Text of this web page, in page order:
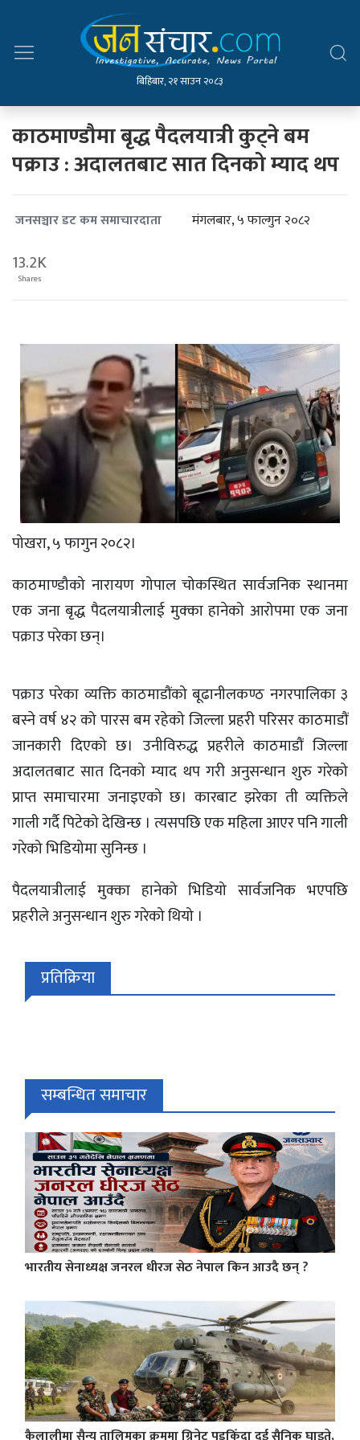
बिहिबार, २१ साउन २०८३
काठमाण्डौमा बृद्ध पैदलयात्री कुट्ने बम
पक्राउ : अदालतबाट सात दिनको म्याद थप
जनसञ्चार डट कम समाचारदाता मंगलबार, ५ फाल्गुन २०८२
13.2K
Shares
पोखरा, ५ फागुन २०८२।
काठमाण्डौको नारायण गोपाल चोकस्थित सार्वजनिक स्थानमा
एक जना बृद्ध पैदलयात्रीलाई मुक्का हानेको आरोपमा एक जना
पक्राउ परेका छन्।
पक्राउ परेका व्यक्ति काठमाडौंको बूढानीलकण्ठ नगरपालिका ३
बस्ने वर्ष ४२ को पारस बम रहेको जिल्ला प्रहरी परिसर काठमाडौं
जानकारी दिएको छ। उनीविरुद्ध प्रहरीले काठमाडौं जिल्ला
अदालतबाट सात दिनको म्याद थप गरी अनुसन्धान शुरु गरेको
प्राप्त समाचारमा जनाइएको छ। कारबाट झरेका ती व्यक्तिले
गाली गर्दै पिटेको देखिन्छ । त्यसपछि एक महिला आएर पनि गाली
गरेको भिडियोमा सुनिन्छ ।
पैदलयात्रीलाई मुक्का हानेको भिडियो सार्वजनिक भएपछि
प्रहरीले अनुसन्धान शुरु गरेको थियो ।
प्रतिक्रिया
सम्बन्धित समाचार
भारतीय सेनाध्यक्ष जनरल धीरज सेठ नेपाल किन आउदै छन् ?